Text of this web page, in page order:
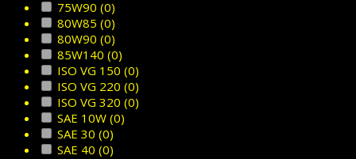
75W90 (0)
80W85 (0)
80W90 (0)
85W140 (0)
ISO VG 150 (0)
ISO VG 220 (0)
ISO VG 320 (0)
SAE 10W (0)
SAE 30 (0)
SAE 40 (0)